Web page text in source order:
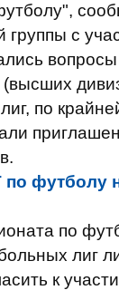
с
по
по футболу
по
лиг
к